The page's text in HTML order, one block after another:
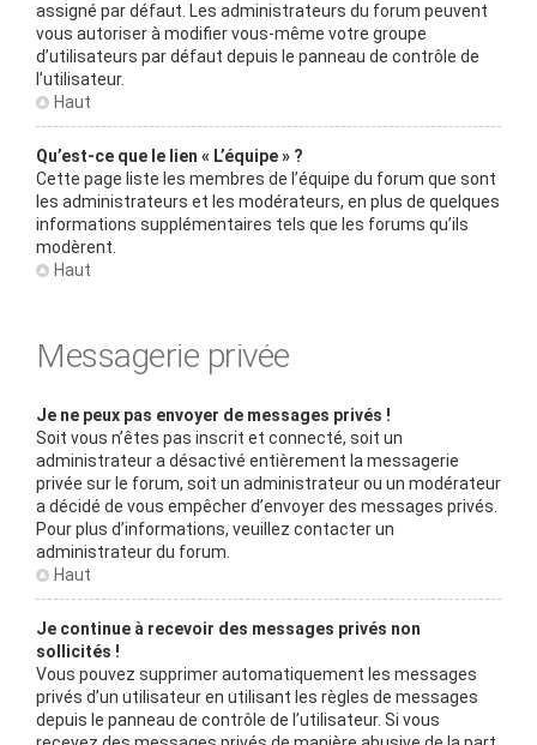
assigné par défaut. Les administrateurs du forum peuvent
vous autoriser à modifier vous-même votre groupe
d’utilisateurs par défaut depuis le panneau de contrôle de
l’utilisateur.
Haut
Qu’est-ce que le lien « L’équipe » ?
Cette page liste les membres de l’équipe du forum que sont
les administrateurs et les modérateurs, en plus de quelques
informations supplémentaires tels que les forums qu’ils
modèrent.
Haut
Messagerie privée
Je ne peux pas envoyer de messages privés !
Soit vous n’êtes pas inscrit et connecté, soit un
administrateur a désactivé entièrement la messagerie
privée sur le forum, soit un administrateur ou un modérateur
a décidé de vous empêcher d’envoyer des messages privés.
Pour plus d’informations, veuillez contacter un
administrateur du forum.
Haut
Je continue à recevoir des messages privés non
sollicités !
Vous pouvez supprimer automatiquement les messages
privés d’un utilisateur en utilisant les règles de messages
depuis le panneau de contrôle de l’utilisateur. Si vous